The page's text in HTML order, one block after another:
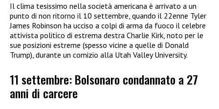
Il clima tesissimo nella società americana è arrivato a un
punto di non ritorno il 10 settembre, quando il 22enne Tyler
James Robinson ha ucciso a colpi di arma da fuoco il celebre
attivista politico di estrema destra Charlie Kirk, noto per le
sue posizioni estreme (spesso vicine a quelle di Donald
Trump), durante un comizio alla Utah Valley University.
11 settembre: Bolsonaro condannato a 27
anni di carcere